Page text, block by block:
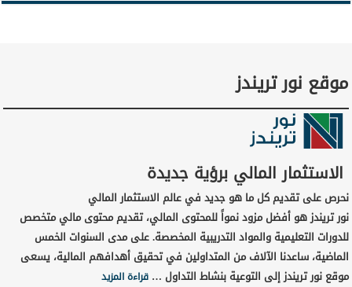
موقع نور تريندز
الاستثمار المالي برؤية جديدة
نحرص على تقديم كل ما هو جديد في عالم الاستثمار المالي
نور تريندز هو أفضل مزود نمواً للمحتوى المالي، تقديم محتوى مالي متخصص
للدورات التعليمية والمواد التدريبية المخصصة. على مدى السنوات الخمس
الماضية، ساعدنا الآلاف من المتداولين في تحقيق أهدافهم المالية، يسعى
موقع نور تريندز إلى التوعية بنشاط التداول …قراءة المزيد